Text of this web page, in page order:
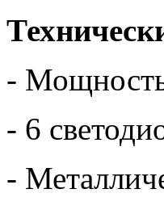
-
- 6
-